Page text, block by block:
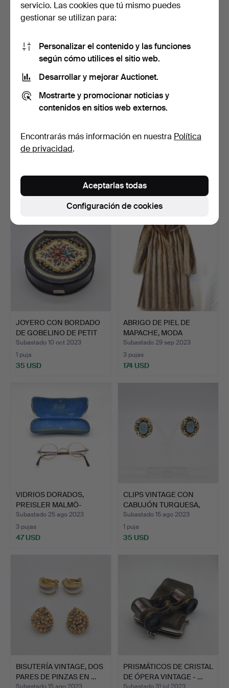
1 puja
35 USD
2 pujas
BISUTERÍA VINTAGE,
35 USD
5 pujas
JOYERO CON BORDADO
DE GOBELINO DE PETIT
PU…
Subastado 10 oct 2023
1 puja
35 USD
ABRIGO DE PIEL DE
MAPACHE, MODA
VINTAGE DE…
Subastado 29 sep 2023
3 pujas
174 USD
VIDRIOS DORADOS,
PREISLER MALMÖ-
ESTOCOLMO,…
Subastado 25 ago 2023
3 pujas
47 USD
CLIPS VINTAGE CON
CABUJÓN TURQUESA,
APROX.…
Subastado 15 ago 2023
1 puja
35 USD
BISUTERÍA VINTAGE, DOS
PARES DE PINZAS EN …
PRISMÁTICOS DE CRISTAL
DE ÓPERA VINTAGE - …
servicio. Las cookies que tú mismo puedes
gestionar se utilizan para:
Personalizar el contenido y las funciones
según cómo utilices el sitio web.
Desarrollar y mejorar Auctionet.
Mostrarte y promocionar noticias y
contenidos en sitios web externos.
Encontrarás más información en nuestra Política
de privacidad.
Configuración de cookies
Aceptarlas todas